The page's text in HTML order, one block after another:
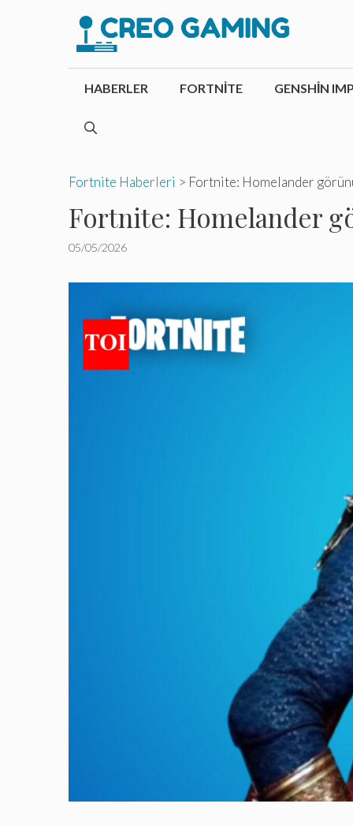
HABERLER FORTNITE GENSHIN
Fortnite Haberleri > Fortnite: Homelander
Fortnite: Homelander
05/05/2026